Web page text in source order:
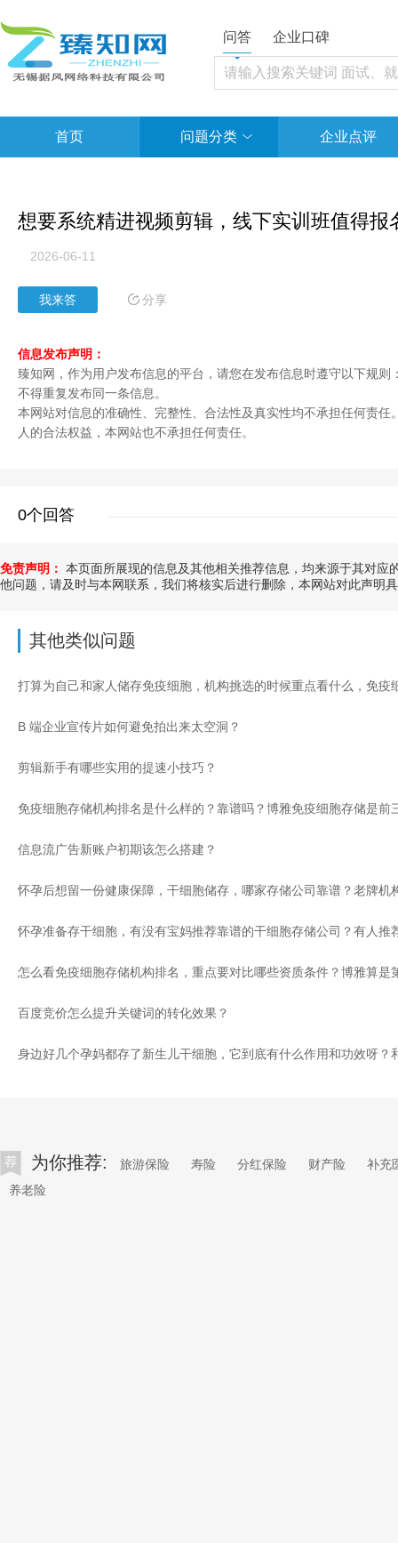
问答 企业口碑
首页 问题分类 企业点评
想要系统精进视频剪辑，线下实训班值得报
2026-06-11
我来答 分享
信息发布声明：
臻知网，作为用户发布信息的平台，请您在发布信息时遵守以下规
不得重复发布同一条信息。
本网站对信息的准确性、完整性、合法性及真实性均不承担任何责任
人的合法权益，本网站也不承担任何责任。
0个回答
免责声明： 本页面所展现的信息及其他相关推荐信息，均来源于其对
他问题，请及时与本网联系，我们将核实后进行删除，本网站对此声明
其他类似问题
B 端企业宣传片如何避免拍出来太空洞？
剪辑新手有哪些实用的提速小技巧？
免疫细胞存储机构排名是什么样的？靠谱吗？博雅免疫细胞存储是前
信息流广告新账户初期该怎么搭建？
百度竞价怎么提升关键词的转化效果？
为你推荐: 旅游保险 寿险 分红保险 财产险
补充
养老险